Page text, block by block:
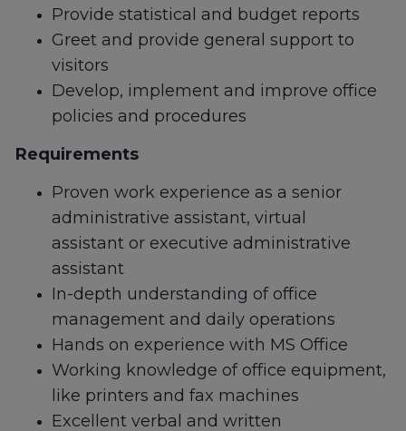
Provide statistical and budget reports
Greet and provide general support to
visitors
Develop, implement and improve office
policies and procedures
Requirements
Proven work experience as a senior
administrative assistant, virtual
assistant or executive administrative
assistant
In-depth understanding of office
management and daily operations
Hands on experience with MS Office
Working knowledge of office equipment,
like printers and fax machines
Excellent verbal and written